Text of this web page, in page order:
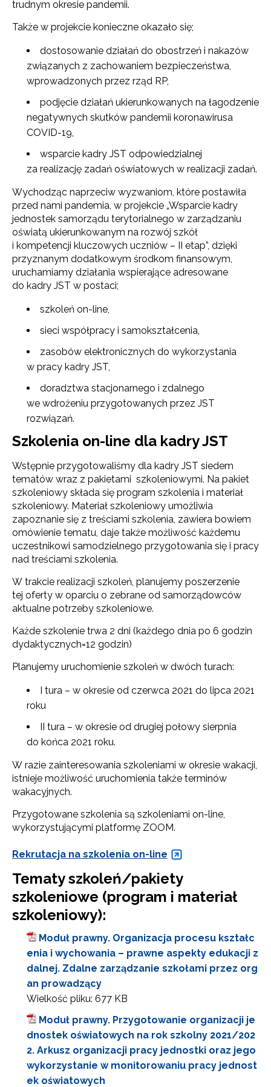
trudnym okresie pandemii.
Także w projekcie konieczne okazało się;
dostosowanie działań do obostrzeń i nakazów
związanych z zachowaniem bezpieczeństwa,
wprowadzonych przez rząd RP,
podjęcie działań ukierunkowanych na łagodzenie
negatywnych skutków pandemii koronawirusa
COVID-19,
wsparcie kadry JST odpowiedzialnej
za realizację zadań oświatowych w realizacji zadań.
Wychodząc naprzeciw wyzwaniom, które postawiła
przed nami pandemia, w projekcie „Wsparcie kadry
jednostek samorządu terytorialnego w zarządzaniu
oświatą ukierunkowanym na rozwój szkół
i kompetencji kluczowych uczniów – II etap”, dzięki
przyznanym dodatkowym środkom finansowym,
uruchamiamy działania wspierające adresowane
do kadry JST w postaci;
szkoleń on-line,
sieci współpracy i samokształcenia,
zasobów elektronicznych do wykorzystania
w pracy kadry JST,
doradztwa stacjonarnego i zdalnego
we wdrożeniu przygotowanych przez JST
rozwiązań.
Szkolenia on-line dla kadry JST
Wstępnie przygotowaliśmy dla kadry JST siedem
tematów wraz z pakietami szkoleniowymi. Na pakiet
szkoleniowy składa się program szkolenia i materiał
szkoleniowy. Materiał szkoleniowy umożliwia
zapoznanie się z treściami szkolenia, zawiera bowiem
omówienie tematu, daje także możliwość każdemu
uczestnikowi samodzielnego przygotowania się i pracy
nad treściami szkolenia.
W trakcie realizacji szkoleń, planujemy poszerzenie
tej oferty w oparciu o zebrane od samorządowców
aktualne potrzeby szkoleniowe.
Każde szkolenie trwa 2 dni (każdego dnia po 6 godzin
dydaktycznych=12 godzin)
Planujemy uruchomienie szkoleń w dwóch turach:
I tura – w okresie od czerwca 2021 do lipca 2021
roku
II tura – w okresie od drugiej połowy sierpnia
do końca 2021 roku.
W razie zainteresowania szkoleniami w okresie wakacji,
istnieje możliwość uruchomienia także terminów
wakacyjnych.
Przygotowane szkolenia są szkoleniami on-line,
wykorzystującymi platformę ZOOM.
Rekrutacja na szkolenia on-line
Tematy szkoleń/pakiety
szkoleniowe (program i materiał
szkoleniowy):
Moduł prawny. Organizacja procesu kształc
enia i wychowania – prawne aspekty edukacji z
dalnej. Zdalne zarządzanie szkołami przez org
an prowadzący
Wielkość pliku: 677 KB
Moduł prawny. Przygotowanie organizacji je
dnostek oświatowych na rok szkolny 2021/202
2. Arkusz organizacji pracy jednostki oraz jego
wykorzystanie w monitorowaniu pracy jednost
ek oświatowych